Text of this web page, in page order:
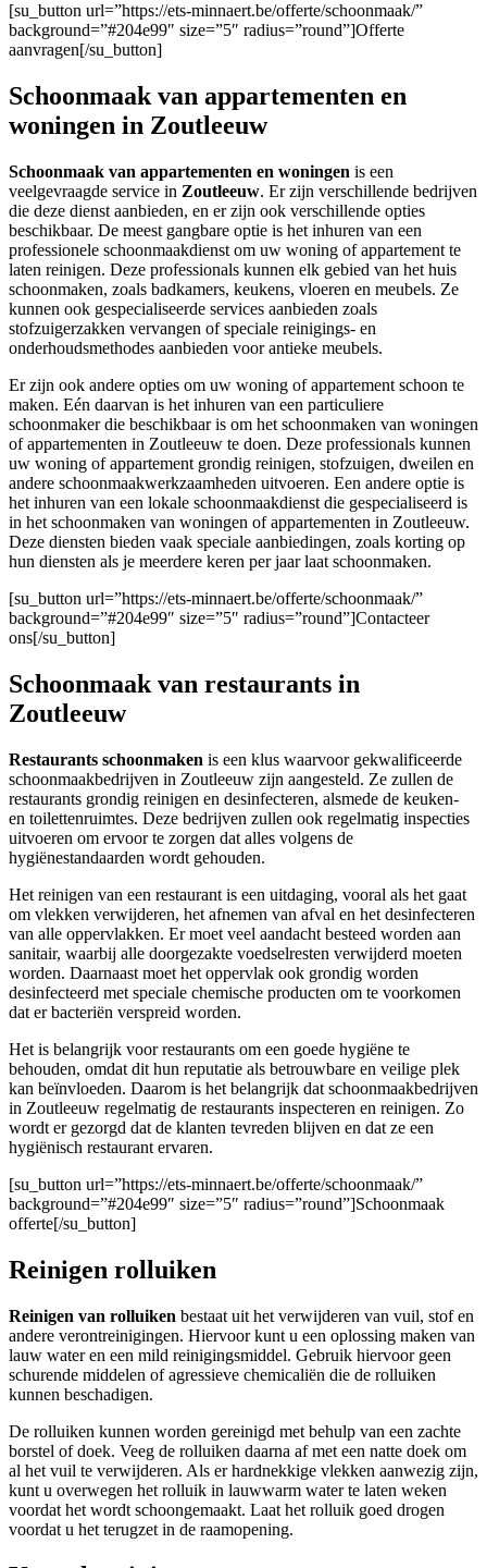
[su_button url=”https://ets-minnaert.be/offerte/schoonmaak/”
background=”#204e99″ size=”5″ radius=”round”]Offerte
aanvragen[/su_button]
Schoonmaak van appartementen en
woningen in Zoutleeuw
Schoonmaak van appartementen en woningen is een
veelgevraagde service in Zoutleeuw. Er zijn verschillende bedrijven
die deze dienst aanbieden, en er zijn ook verschillende opties
beschikbaar. De meest gangbare optie is het inhuren van een
professionele schoonmaakdienst om uw woning of appartement te
laten reinigen. Deze professionals kunnen elk gebied van het huis
schoonmaken, zoals badkamers, keukens, vloeren en meubels. Ze
kunnen ook gespecialiseerde services aanbieden zoals
stofzuigerzakken vervangen of speciale reinigings- en
onderhoudsmethodes aanbieden voor antieke meubels.
Er zijn ook andere opties om uw woning of appartement schoon te
maken. Eén daarvan is het inhuren van een particuliere
schoonmaker die beschikbaar is om het schoonmaken van woningen
of appartementen in Zoutleeuw te doen. Deze professionals kunnen
uw woning of appartement grondig reinigen, stofzuigen, dweilen en
andere schoonmaakwerkzaamheden uitvoeren. Een andere optie is
het inhuren van een lokale schoonmaakdienst die gespecialiseerd is
in het schoonmaken van woningen of appartementen in Zoutleeuw.
Deze diensten bieden vaak speciale aanbiedingen, zoals korting op
hun diensten als je meerdere keren per jaar laat schoonmaken.
[su_button url=”https://ets-minnaert.be/offerte/schoonmaak/”
background=”#204e99″ size=”5″ radius=”round”]Contacteer
ons[/su_button]
Schoonmaak van restaurants in
Zoutleeuw
Restaurants schoonmaken is een klus waarvoor gekwalificeerde
schoonmaakbedrijven in Zoutleeuw zijn aangesteld. Ze zullen de
restaurants grondig reinigen en desinfecteren, alsmede de keuken-
en toilettenruimtes. Deze bedrijven zullen ook regelmatig inspecties
uitvoeren om ervoor te zorgen dat alles volgens de
hygiënestandaarden wordt gehouden.
Het reinigen van een restaurant is een uitdaging, vooral als het gaat
om vlekken verwijderen, het afnemen van afval en het desinfecteren
van alle oppervlakken. Er moet veel aandacht besteed worden aan
sanitair, waarbij alle doorgezakte voedselresten verwijderd moeten
worden. Daarnaast moet het oppervlak ook grondig worden
desinfecteerd met speciale chemische producten om te voorkomen
dat er bacteriën verspreid worden.
Het is belangrijk voor restaurants om een goede hygiëne te
behouden, omdat dit hun reputatie als betrouwbare en veilige plek
kan beïnvloeden. Daarom is het belangrijk dat schoonmaakbedrijven
in Zoutleeuw regelmatig de restaurants inspecteren en reinigen. Zo
wordt er gezorgd dat de klanten tevreden blijven en dat ze een
hygiënisch restaurant ervaren.
[su_button url=”https://ets-minnaert.be/offerte/schoonmaak/”
background=”#204e99″ size=”5″ radius=”round”]Schoonmaak
offerte[/su_button]
Reinigen rolluiken
Reinigen van rolluiken bestaat uit het verwijderen van vuil, stof en
andere verontreinigingen. Hiervoor kunt u een oplossing maken van
lauw water en een mild reinigingsmiddel. Gebruik hiervoor geen
schurende middelen of agressieve chemicaliën die de rolluiken
kunnen beschadigen.
De rolluiken kunnen worden gereinigd met behulp van een zachte
borstel of doek. Veeg de rolluiken daarna af met een natte doek om
al het vuil te verwijderen. Als er hardnekkige vlekken aanwezig zijn,
kunt u overwegen het rolluik in lauwwarm water te laten weken
voordat het wordt schoongemaakt. Laat het rolluik goed drogen
voordat u het terugzet in de raamopening.